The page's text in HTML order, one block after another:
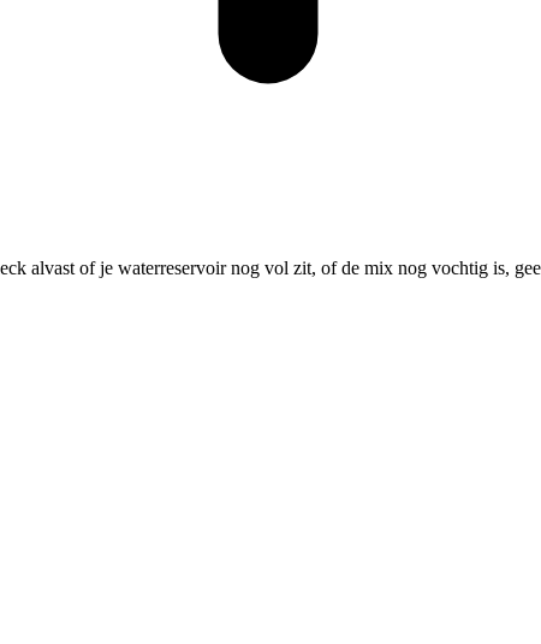
alvast of je waterreservoir nog vol zit, of de mix nog vochtig is,